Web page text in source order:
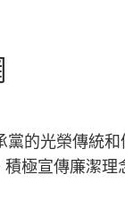
的光榮傳統
極宣傳廉潔